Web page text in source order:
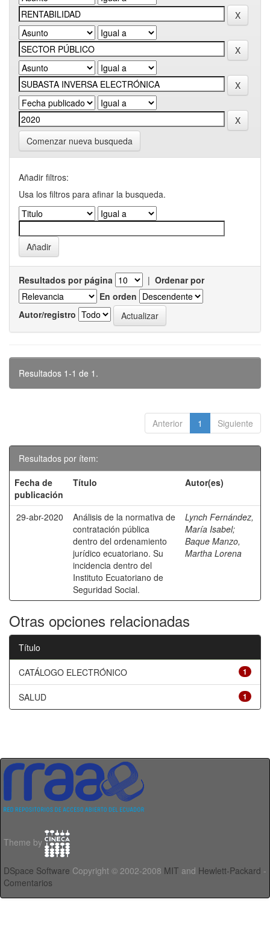
Comenzar nueva busqueda
Añadir filtros:
Usa los filtros para afinar la busqueda.
Resultados por página | Ordenar por
En orden
Autor/registro
Resultados 1-1 de 1.
Anterior 1 Siguiente
Resultados por ítem:
Fecha de
publicación
Título Autor(es)
29-abr-2020
Análisis de la normativa de
contratación pública
dentro del ordenamiento
jurídico ecuatoriano. Su
incidencia dentro del
Instituto Ecuatoriano de
Seguridad Social.
Lynch Fernández,
María Isabel;
Baque Manzo,
Martha Lorena
Otras opciones relacionadas
Título
1
CATÁLOGO ELECTRÓNICO
1
SALUD
Theme by
DSpace Software Copyright © 2002-2008 MIT and Hewlett-Packard -
Comentarios